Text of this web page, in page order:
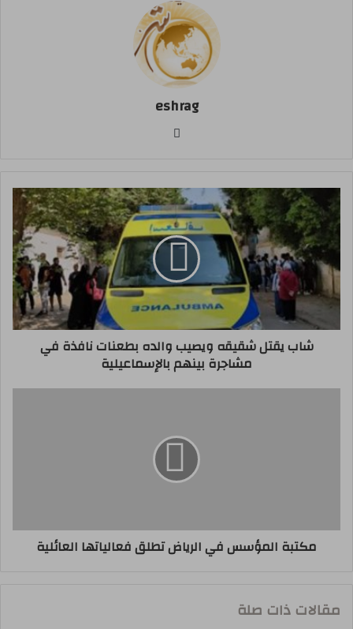
eshrag
شاب يقتل شقيقه ويصيب والده بطعنات نافذة في
مشاجرة بينهم بالإسماعيلية
مكتبة المؤسس في الرياض تطلق فعالياتها العائلية
مقالات ذات صلة